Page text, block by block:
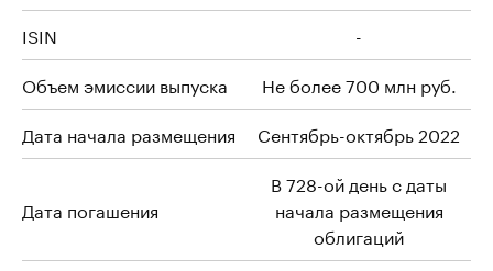
ISIN
-
Объем эмиссии выпуска
Не более 700 млн руб.
Дата начала размещения
Сентябрь-октябрь 2022
Дата погашения
В 728-ой день с даты
начала размещения
облигаций